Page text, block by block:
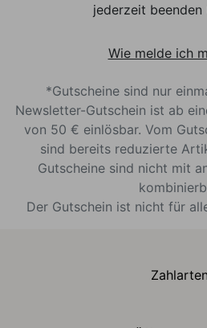
jederzeit
Wie melde ich
*Gutscheine sind nur
Newsletter-Gutschein ist ab
von 50 € einlösbar. Vom
sind bereits reduzierte
Gutscheine sind nicht mit
Der Gutschein ist nicht für
Zahlarten